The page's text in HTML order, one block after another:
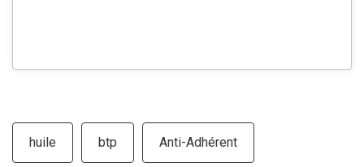
huile btp Anti-Adhérent